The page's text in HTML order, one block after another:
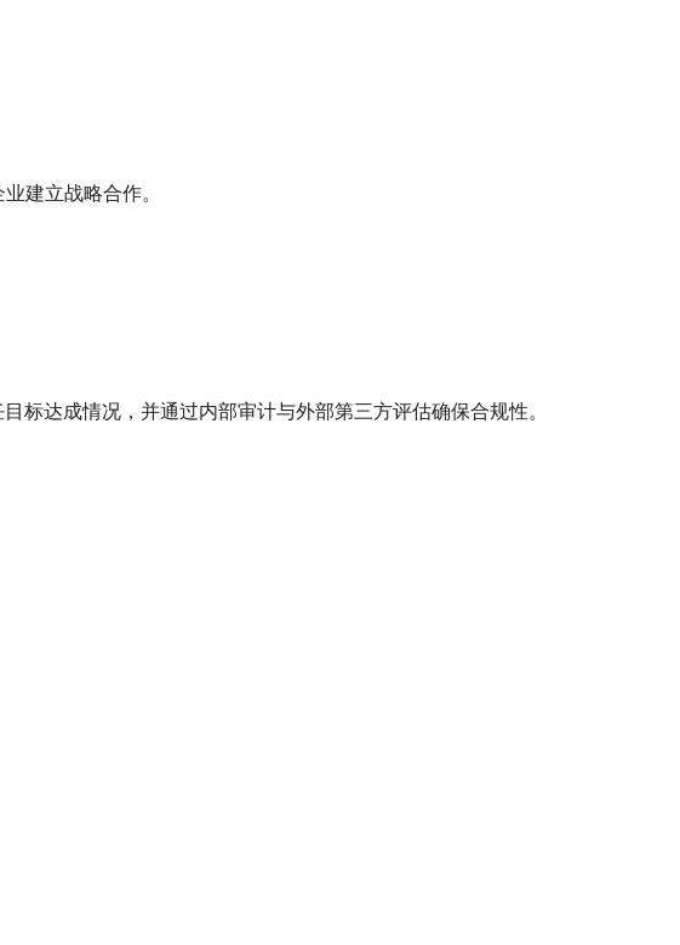
建立战略合作。
标达成情况，并通过内部审计与外部第三方评估确保合规性。